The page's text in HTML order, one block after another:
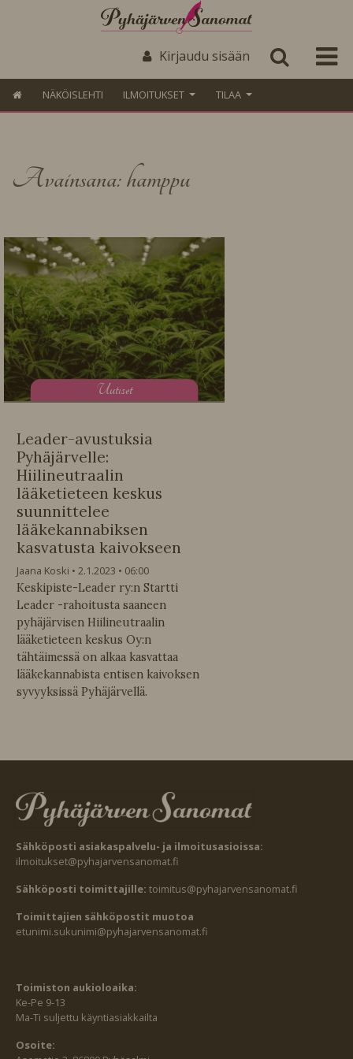
Kirjaudu sisään
NÄKÖISLEHTI ILMOITUKSET TILAA
Avainsana: hamppu
Uutiset
Leader-avustuksia
Pyhäjärvelle:
Hiilineutraalin
lääketieteen keskus
suunnittelee
lääkekannabiksen
kasvatusta kaivokseen
Jaana Koski 2.1.2023
06:00
Keskipiste-Leader ry:n Startti
Leader -rahoitusta saaneen
pyhäjärvisen Hiilineutraalin
lääketieteen keskus Oy:n
tähtäimessä on alkaa kasvattaa
lääkekannabista entisen kaivoksen
syvyyksissä Pyhäjärvellä.
Sähköposti asiakaspalvelu- ja ilmoitusasioissa:
ilmoitukset@pyhajarvensanomat.fi
Sähköposti toimittajille: toimitus@pyhajarvensanomat.fi
Toimittajien sähköpostit muotoa
etunimi.sukunimi@pyhajarvensanomat.fi
Toimiston aukioloaika:
Ke-Pe 9-13
Ma-Ti suljettu käyntiasiakkailta
Osoite: